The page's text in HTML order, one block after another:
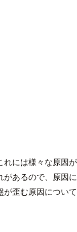
れには様々な原因が
があるので、原因に
が歪む原因について